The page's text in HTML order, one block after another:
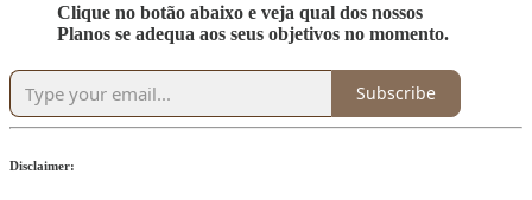
Clique no botão abaixo e veja qual dos nossos
Planos se adequa aos seus objetivos no momento.
Subscribe
Disclaimer: